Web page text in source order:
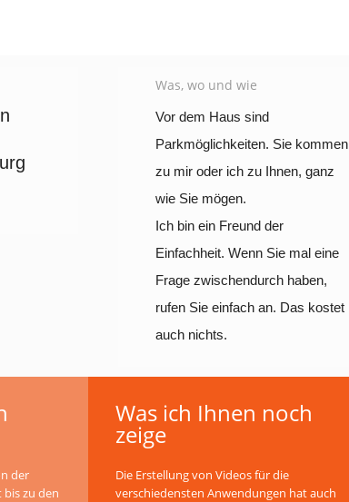
Was, wo und wie
Vor dem Haus sind
Parkmöglichkeiten. Sie kommen
zu mir oder ich zu Ihnen, ganz
wie Sie mögen.
Ich bin ein Freund der
Einfachheit. Wenn Sie mal eine
Frage zwischendurch haben,
rufen Sie einfach an. Das kostet
auch nichts.
der
zu den
Was ich Ihnen noch
zeige
Die Erstellung von Videos für die
verschiedensten Anwendungen hat auch